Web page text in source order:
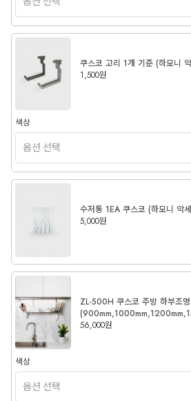
쿠스코 고리 1개 기준 (하모니
1,500원
색상
수저통 1EA 쿠스코 (하모니 악
5,000원
ZL-500H 쿠스코 주방 하부조명
56,000원
색상